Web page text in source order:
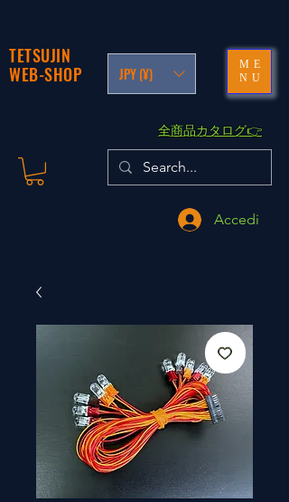
TETSUJIN
WEB-SHOP
JPY (¥)
ME
NU
​全商品カタログ👉
Accedi